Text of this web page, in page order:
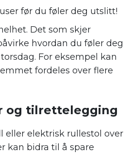
før du føler deg utslitt!
. Det som skjer
hvordan du føler deg
For eksempel kan
t fordeles over flere
og tilrettelegging
eller elektrisk rullestol over
kan bidra til å spare